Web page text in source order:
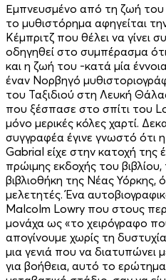
Εμπνευσμένο από τη ζωή του
το μυθιστόρημα αφηγείται
Κέμπριτζ που θέλει να γίνει
οδηγηθεί στο συμπέρασμα
και η ζωή του -κατά μία
έναν Νορβηγό
του Ταξιδιού στη Λευκή
που ξέσπασε στο σπίτι του
μόνο μερικές κόλες χαρτί.
συγγραφέα έγινε γνωστό ότι
Gabrial είχε στην κατοχή της
πρώιμης εκδοχής του
βιβλιοθήκη της Νέας Υόρκης,
μελετητές. Ένα
Malcolm Lowry που στους
μονάχα ως «το χειρόγραφο
απογίνουμε χωρίς τη
μια γενιά που να διατυπώνει
για βοήθεια, αυτό το